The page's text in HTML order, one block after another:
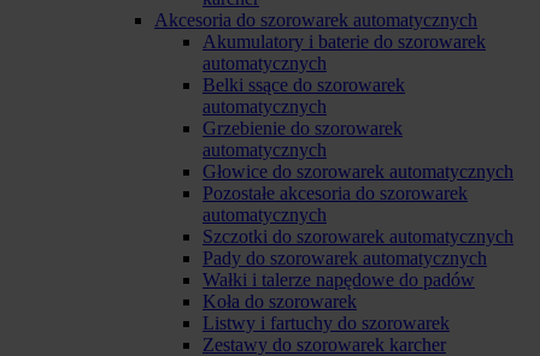
Akcesoria do szorowarek automatycznych
Akumulatory i baterie do szorowarek
automatycznych
Belki ssące do szorowarek
automatycznych
Grzebienie do szorowarek
automatycznych
Głowice do szorowarek automatycznych
Pozostałe akcesoria do szorowarek
automatycznych
Szczotki do szorowarek automatycznych
Pady do szorowarek automatycznych
Wałki i talerze napędowe do padów
Koła do szorowarek
Listwy i fartuchy do szorowarek
Zestawy do szorowarek karcher